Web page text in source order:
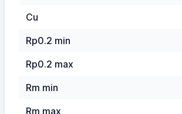
Cu
Rp0.2 min
Rp0.2 max
Rm min
Rm max